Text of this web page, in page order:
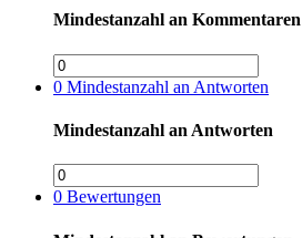
Mindestanzahl an Kommentaren
0 Mindestanzahl an Antworten
Mindestanzahl an Antworten
0 Bewertungen